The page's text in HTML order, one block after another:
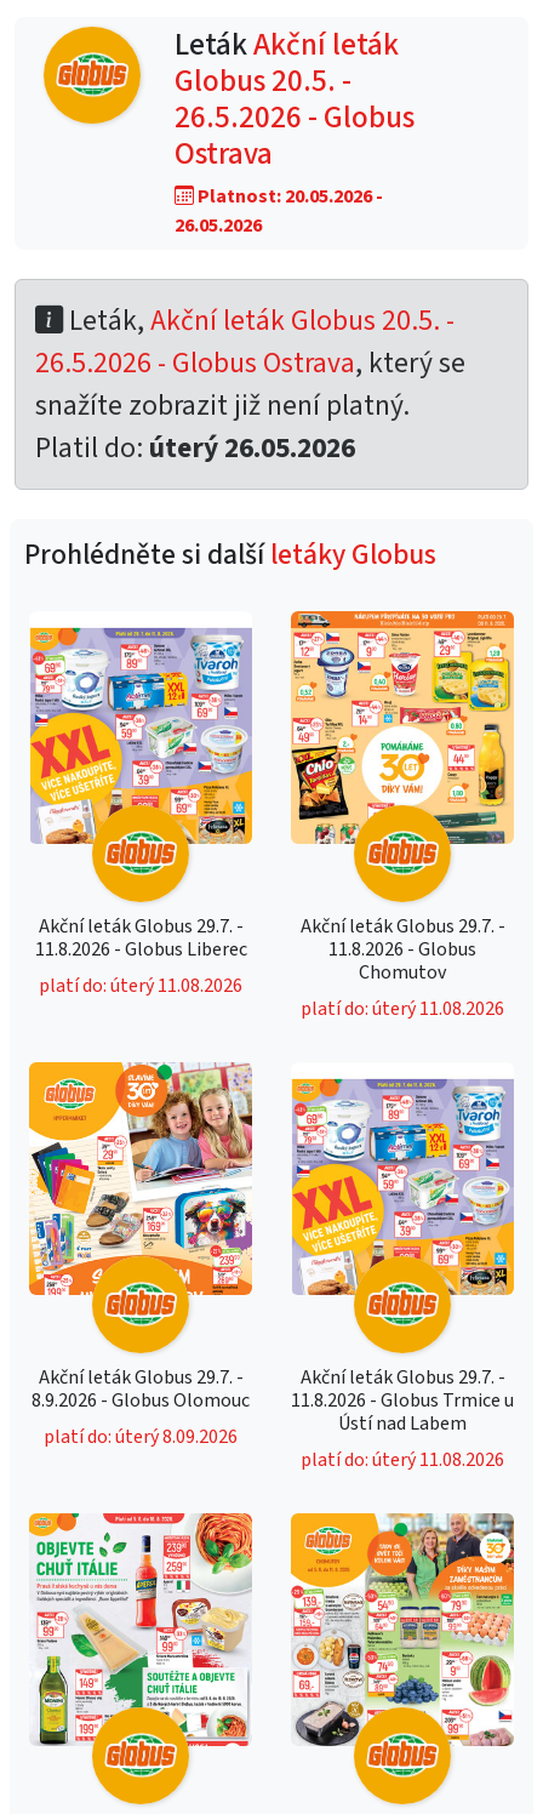
LetákAkční leták
Globus 20.5. -
26.5.2026 - Globus
Ostrava
Platnost: 20.05.2026 -
26.05.2026
Leták,Akční leták Globus 20.5. -
26.5.2026 - Globus Ostrava, který se
snažíte zobrazit již není platný.
Platil do: úterý 26.05.2026
Prohlédněte si dalšíletáky Globus
Akční leták Globus 29.7. -
11.8.2026 - Globus Liberec
platí do: úterý 11.08.2026
Akční leták Globus 29.7. -
11.8.2026 - Globus
Chomutov
platí do: úterý 11.08.2026
Akční leták Globus 29.7. -
8.9.2026 - Globus Olomouc
platí do: úterý 8.09.2026
Akční leták Globus 29.7. -
11.8.2026 - Globus Trmice u
Ústí nad Labem
platí do: úterý 11.08.2026